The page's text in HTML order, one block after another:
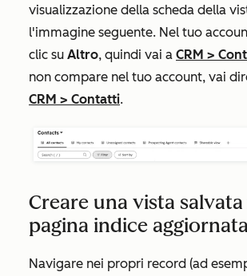
visualizzazione della scheda della
l'immagine seguente. Nel tuo
clic su Altro, quindi vai a CRM >
non compare nel tuo account, vai
CRM > Contatti.
Creare una vista
pagina indice aggiornata
Navigare nei propri record (ad